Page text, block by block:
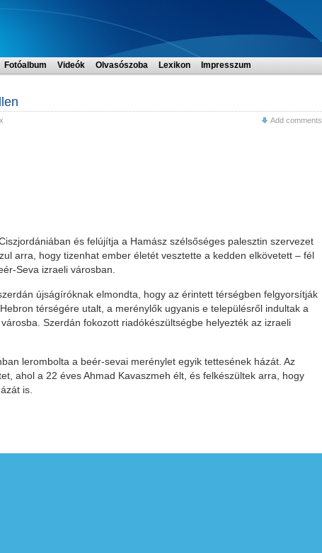
Fotóalbum Videók Olvasószoba Lexikon Impresszum
Add comments
és felújítja a Hamász szélsőséges palesztin szervezet
arra, hogy tizenhat ember életét vesztette a kedden elkövetett – fél
Seva izraeli városban.
újságíróknak elmondta, hogy az érintett térségben felgyorsítják
térségére utalt, a merénylők ugyanis e településről indultak a
Szerdán fokozott riadókészültségbe helyezték az izraeli
lerombolta a beér-sevai merénylet egyik tettesének házát. Az
ahol a 22 éves Ahmad Kavaszmeh élt, és felkészültek arra, hogy
is.